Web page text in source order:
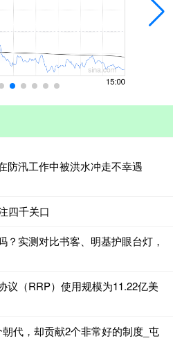
防汛工作中被洪水冲走不幸遇
四千关口
？实测对比书客、明基护眼台灯，
议（RRP）使用规模为11.22亿美
代，却贡献2个非常好的制度_屯